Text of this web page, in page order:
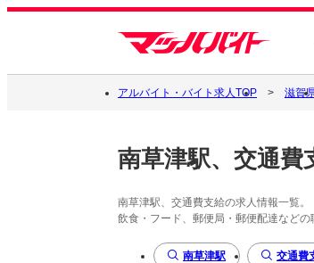
アルバイト・バイト求人TOP 滋賀
南草津駅、交通費
南草津駅、交通費支給の求人情報一覧。
飲食・フード、郵便局・郵便配達など
南草津駅 交通費